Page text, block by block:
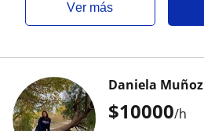
ver más
$10000/h
Daniela Muñoz